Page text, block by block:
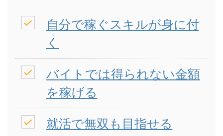
自分で稼ぐスキルが身に付
く
バイトでは得られない金額
を稼げる
就活で無双も目指せる